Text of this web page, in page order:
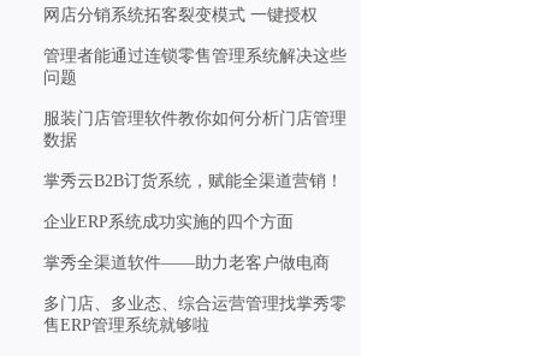
网店分销系统拓客裂变模式 一键授权
管理者能通过连锁零售管理系统解决这些
问题
服装门店管理软件教你如何分析门店管理
数据
掌秀云B2B订货系统，赋能全渠道营销！
企业ERP系统成功实施的四个方面
掌秀全渠道软件——助力老客户做电商
多门店、多业态、综合运营管理找掌秀零
售ERP管理系统就够啦